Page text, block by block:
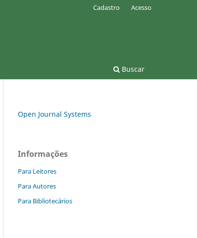
Buscar
Cadastro Acesso
Open Journal Systems
Informações
Para Leitores
Para Autores
Para Bibliotecários